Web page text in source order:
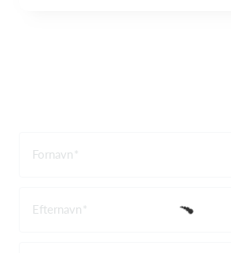
Fornavn
Efternavn